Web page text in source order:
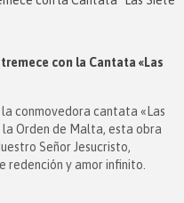
con la Cantata «Las
conmovedora cantata «Las
Orden de Malta, esta obra
Señor Jesucristo,
redención y amor infinito.